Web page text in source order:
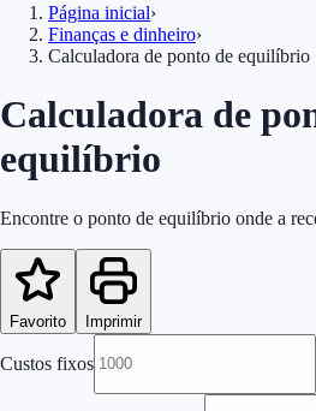
Página inicial›
Finanças e dinheiro›
Calculadora de ponto de equilíbrio
Calculadora de
equilíbrio
Encontre o ponto de equilíbrio onde a
Favorito Imprimir
Custos fixos